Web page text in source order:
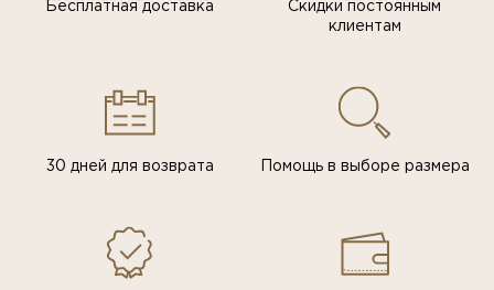
Бесплатная доставка
Скидки постоянным
клиентам
30 дней для возврата Помощь в выборе размера